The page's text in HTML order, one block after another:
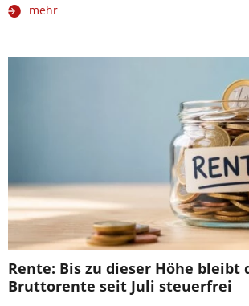
mehr
Rente: Bis zu dieser Höhe bleibt
Bruttorente seit Juli steuerfrei